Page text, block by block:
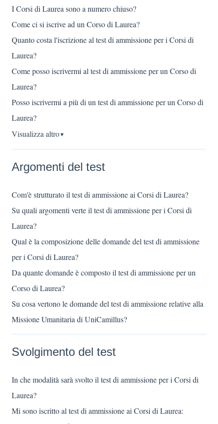
I Corsi di Laurea sono a numero chiuso?
Come ci si iscrive ad un Corso di Laurea?
Quanto costa l'iscrizione al test di ammissione per i Corsi di
Laurea?
Come posso iscrivermi al test di ammissione per un Corso di
Laurea?
Posso iscrivermi a più di un test di ammissione per un Corso di
Laurea?
Visualizza altro▼
Argomenti del test
Com'è strutturato il test di ammissione ai Corsi di Laurea?
Su quali argomenti verte il test di ammissione per i Corsi di
Laurea?
Qual è la composizione delle domande del test di ammissione
per i Corsi di Laurea?
Da quante domande è composto il test di ammissione per un
Corso di Laurea?
Su cosa vertono le domande del test di ammissione relative alla
Missione Umanitaria di UniCamillus?
Svolgimento del test
In che modalità sarà svolto il test di ammissione per i Corsi di
Laurea?
Mi sono iscritto al test di ammissione ai Corsi di Laurea: